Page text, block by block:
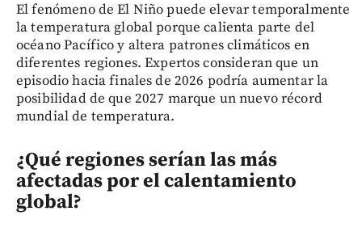
El fenómeno de El Niño puede elevar temporalmente
la temperatura global porque calienta parte del
océano Pacífico y altera patrones climáticos en
diferentes regiones. Expertos consideran que un
episodio hacia finales de 2026 podría aumentar la
posibilidad de que 2027 marque un nuevo récord
mundial de temperatura.
¿Qué regiones serían las más
afectadas por el calentamiento
global?